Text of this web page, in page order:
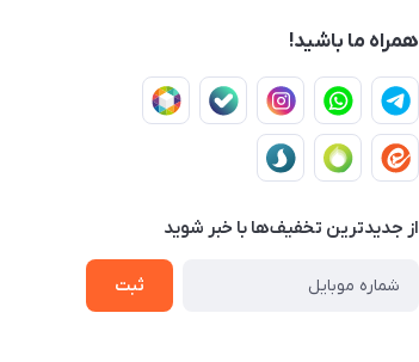
همراه ما باشید!
از جدید‌ترین تخفیف‌ها با‌ خبر شوید
ثبت